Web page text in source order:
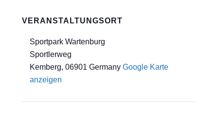
VERANSTALTUNGSORT
Sportpark Wartenburg
Sportlerweg
Kemberg, 06901 Germany Google Karte
anzeigen